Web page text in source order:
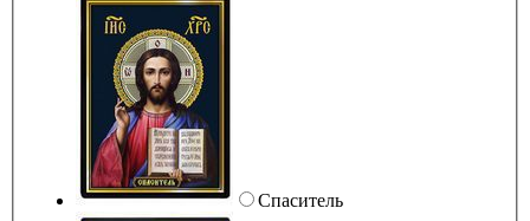
Спаситель